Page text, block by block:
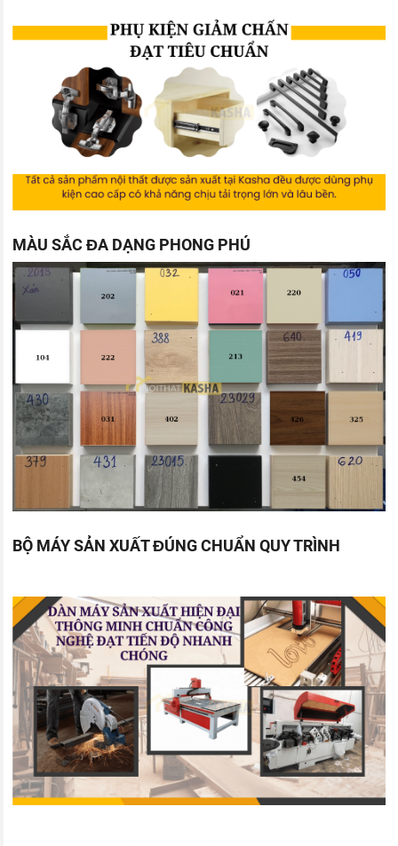
MÀU SẮC ĐA DẠNG PHONG PHÚ
BỘ MÁY SẢN XUẤT ĐÚNG CHUẨN QUY TRÌNH